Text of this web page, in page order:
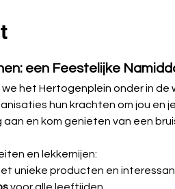
een Feestelijke
het Hertogenplein onder in de
hun krachten om jou en
en kom genieten van een
en lekkernijen:
unieke producten en